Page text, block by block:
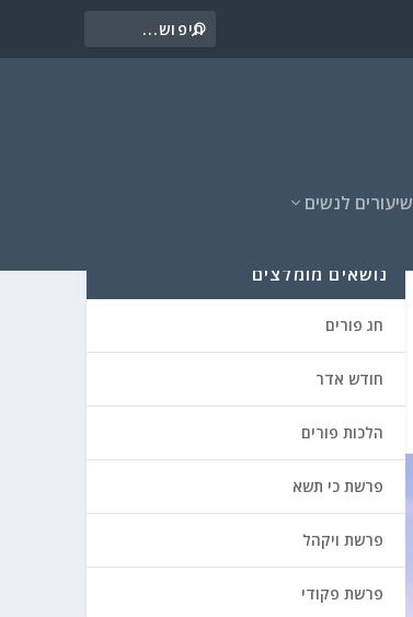
שיעורים לנשים
נושאים מומלצים
חג פורים
חודש אדר
הלכות פורים
פרשת כי תשא
פרשת ויקהל
פרשת פקודי